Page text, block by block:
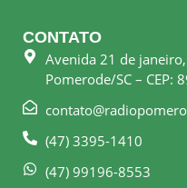
e
b
o
k
s
q
t
a
g
r
a
m
CONTATO
Avenida 21 de
Pomerode/SC – CEP:
(47) 3395-1410
(47) 99196-8553